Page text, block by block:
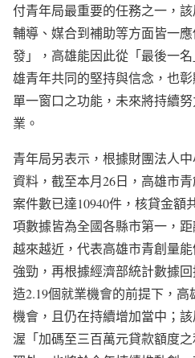
付青年局最重要的任務之一，
輔導、媒合到補助等方面皆一
發」，高雄能因此從「最後一
雄青年共同的堅持與信念，也
單一窗口之功能，未來將持續
業。
青年局另表示，根據財團法人
資料，截至本月26日，高雄市
案件數已達10940件，核貸金額
項數據皆為全國各縣市第一，
越來越近，代表高雄市青創量
強勁，再根據經濟部統計數據
造2.19個就業機會的前提下，
機會，且仍在持續增加當中；
渥「加碼至三百萬元貸款額度